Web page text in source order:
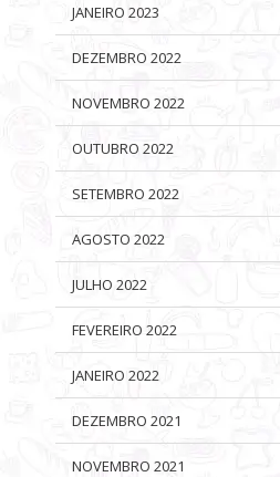
JANEIRO 2023
DEZEMBRO 2022
NOVEMBRO 2022
OUTUBRO 2022
SETEMBRO 2022
AGOSTO 2022
JULHO 2022
FEVEREIRO 2022
JANEIRO 2022
DEZEMBRO 2021
NOVEMBRO 2021